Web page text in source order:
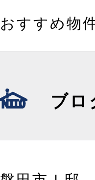
おすすめ物
ブロ